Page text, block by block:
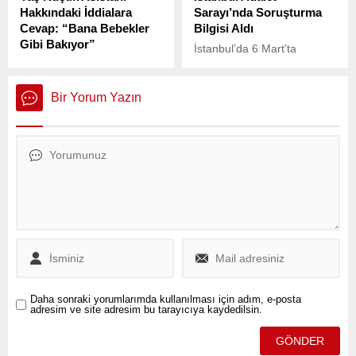
Hakkındaki İddialara
Cevap: “Bana Bebekler
Gibi Bakıyor”
25 yaş küçük asistanı Tuğçe
Korkmaz (47) ile gizlice dini
nikah kıydığı iddiaları
Sarayı’nda Soruşturma
Bilgisi Aldı
İstanbul’da 6 Mart’ta
ölümüyle ilgili soruşturma
Bir Yorum Yazın
Daha sonraki yorumlarımda kullanılması için adım, e-posta
adresim ve site adresim bu tarayıcıya kaydedilsin.